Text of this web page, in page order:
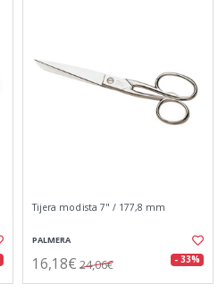
Tijera modista 7" / 177,8 mm
PALMERA
16,18€ 24,06€ - 33%